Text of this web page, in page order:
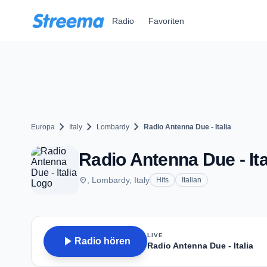
Radio Favoriten
Europa chevron_right Italy chevron_right Lombardy chevron_right Radio Antenna Due - Italia
Radio Antenna Due -
place , Lombardy, Italy Hits Italian
play_arrow Radio hören
LIVE
Radio Antenna Due - Italia